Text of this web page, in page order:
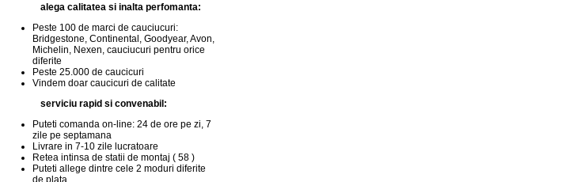
alega calitatea si inalta perfomanta:
Peste 100 de marci de cauciucuri:
Bridgestone, Continental, Goodyear, Avon,
Michelin, Nexen, cauciucuri pentru orice
diferite
Peste 25.000 de caucicuri
Vindem doar caucicuri de calitate
serviciu rapid si convenabil:
Puteti comanda on-line: 24 de ore pe zi, 7
zile pe septamana
Livrare in 7-10 zile lucratoare
Retea intinsa de statii de montaj ( 58 )
Puteti allege dintre cele 2 moduri diferite
de plata